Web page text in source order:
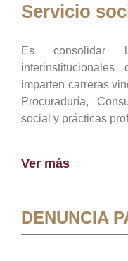
Servicio
Es consolidar
imparten carreras
Procuraduría,
social y prácticas
Ver más
DENUNCIA